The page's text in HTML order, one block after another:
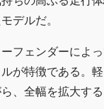
デルだ。
フェンダーによ
が特徴である。
、全幅を拡大す